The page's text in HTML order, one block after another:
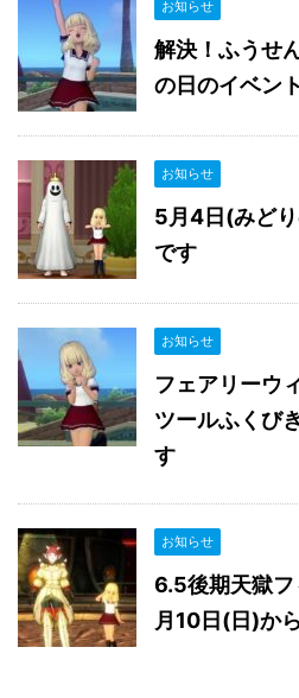
お知らせ
解決！ふうせ
の日のイベン
お知らせ
5月4日(みど
です
お知らせ
フェアリーウ
ツールふくび
す
お知らせ
6.5後期天獄
月10日(日)か